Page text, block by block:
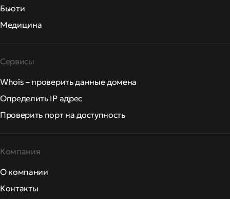
Бьюти
Медицина
Сервисы
Whois – проверить данные домена
Определить IP адрес
Проверить порт на доступность
Компания
О компании
Контакты